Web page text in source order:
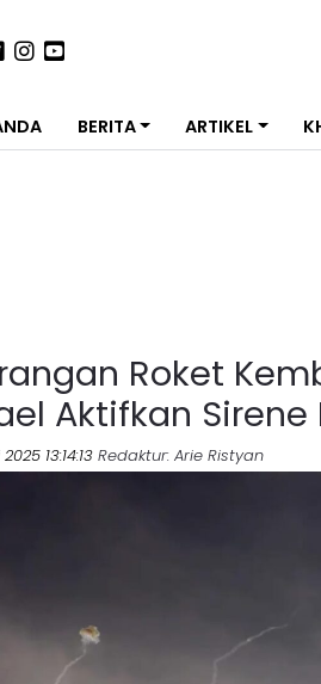
BERITA ARTIKEL
Roket
Aktifkan
13:14:13 Redaktur: Arie Ristyan